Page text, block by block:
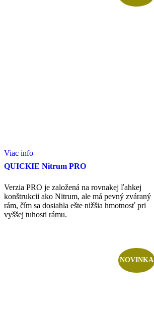
Viac info
QUICKIE Nitrum PRO
Verzia PRO je založená na rovnakej ľahkej
konštrukcii ako Nitrum, ale má pevný zváraný
rám, čím sa dosiahla ešte nižšia hmotnosť pri
vyššej tuhosti rámu.
NOVINKA